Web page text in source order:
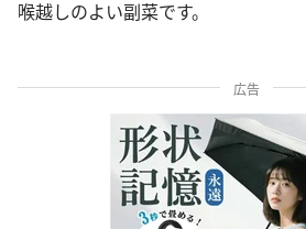
喉越しのよい副菜です。
広告